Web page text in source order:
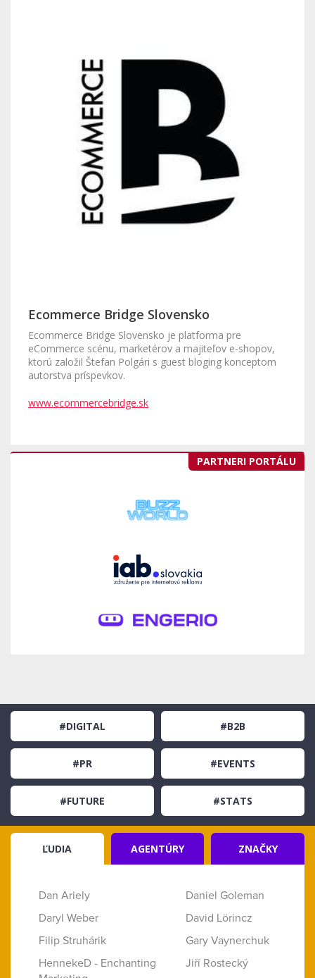
Ecommerce Bridge Slovensko
Ecommerce Bridge Slovensko je platforma pre
eCommerce scénu, marketérov a majiteľov e-shopov,
ktorú založil Štefan Polgári s guest bloging konceptom
autorstva príspevkov.
www.ecommercebridge.sk
PARTNERI PORTÁLU
#DIGITAL #B2B
#PR #EVENTS
#FUTURE #STATS
ĽUDIA AGENTÚRY ZNAČKY
Dan Ariely
Daniel Goleman
Daryl Weber
David Lörincz
Filip Struhárik
Gary Vaynerchuk
HennekeD - Enchanting
Jiří Rostecký